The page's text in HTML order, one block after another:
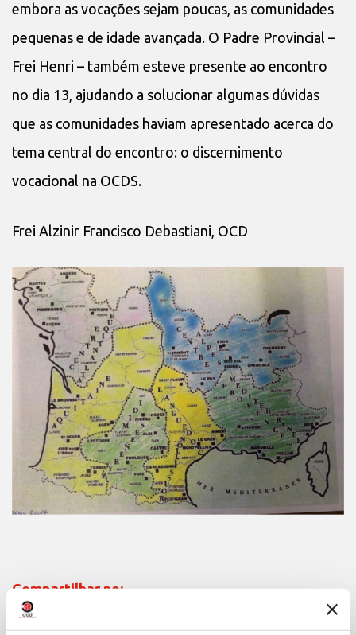
embora as vocações sejam poucas, as comunidades
pequenas e de idade avançada. O Padre Provincial –
Frei Henri – também esteve presente ao encontro
no dia 13, ajudando a solucionar algumas dúvidas
que as comunidades haviam apresentado acerca do
tema central do encontro: o discernimento
vocacional na OCDS.
Frei Alzinir Francisco Debastiani, OCD
Compartilhar no: